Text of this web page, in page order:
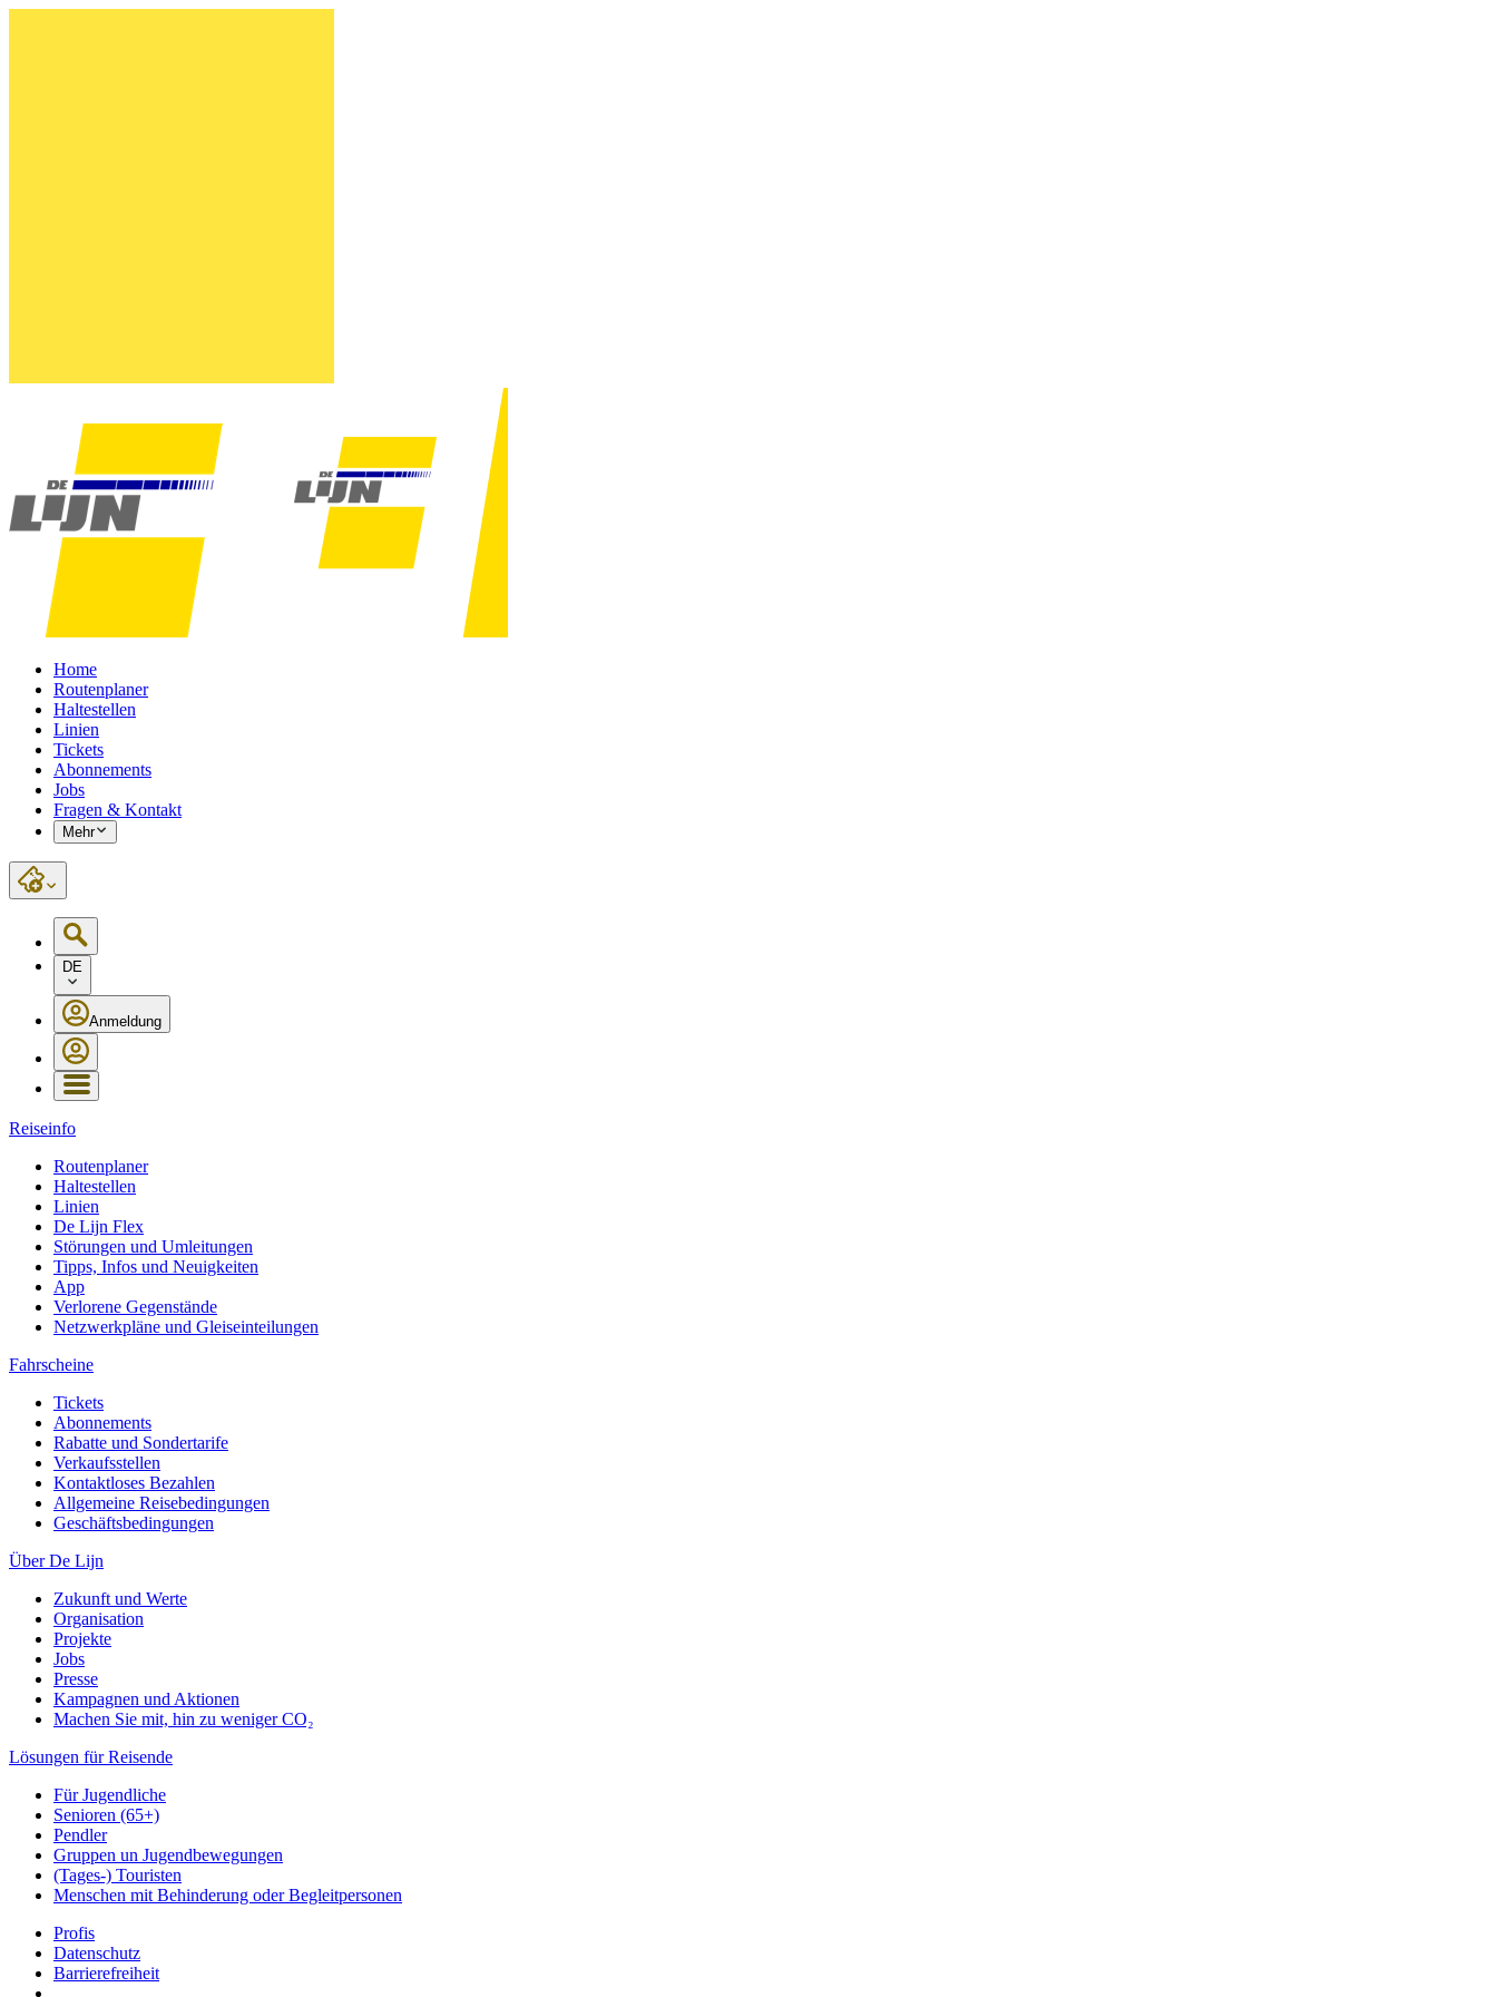
Home
Routenplaner
Haltestellen
Linien
Tickets
Abonnements
Jobs
Fragen & Kontakt
Mehr
DE
Anmeldung
Reiseinfo
Routenplaner
Haltestellen
Linien
De Lijn Flex
Störungen und Umleitungen
Tipps, Infos und Neuigkeiten
App
Verlorene Gegenstände
Netzwerkpläne und Gleiseinteilungen
Fahrscheine
Tickets
Abonnements
Rabatte und Sondertarife
Verkaufsstellen
Kontaktloses Bezahlen
Allgemeine Reisebedingungen
Geschäftsbedingungen
Über De Lijn
Zukunft und Werte
Organisation
Projekte
Jobs
Presse
Kampagnen und Aktionen
Machen Sie mit, hin zu weniger CO₂
Lösungen für Reisende
Für Jugendliche
Senioren (65+)
Pendler
Gruppen un Jugendbewegungen
(Tages-) Touristen
Menschen mit Behinderung oder Begleitpersonen
Profis
Datenschutz
Barrierefreiheit